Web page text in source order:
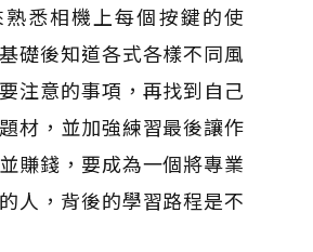
悉相機上每個按鍵的使
礎後知道各式各樣不同風
注意的事項，再找到自己
材，並加強練習最後讓作
賺錢，要成為一個將專業
人，背後的學習路程是不